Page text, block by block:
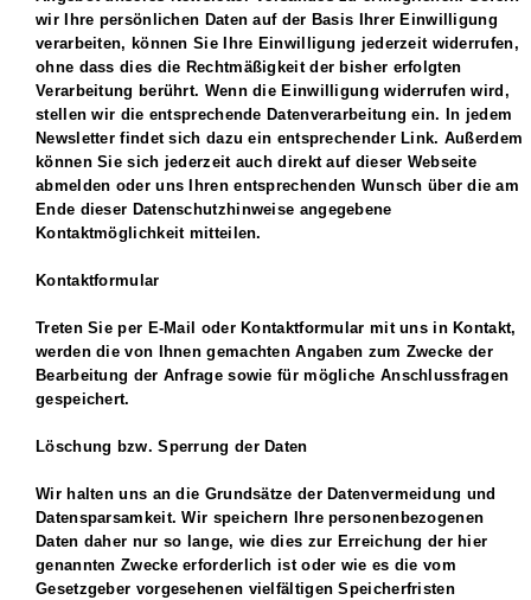
wir Ihre persönlichen Daten auf der Basis Ihrer Einwilligung
verarbeiten, können Sie Ihre Einwilligung jederzeit widerrufen,
ohne dass dies die Rechtmäßigkeit der bisher erfolgten
Verarbeitung berührt. Wenn die Einwilligung widerrufen wird,
stellen wir die entsprechende Datenverarbeitung ein. In jedem
Newsletter findet sich dazu ein entsprechender Link. Außerdem
können Sie sich jederzeit auch direkt auf dieser Webseite
abmelden oder uns Ihren entsprechenden Wunsch über die am
Ende dieser Datenschutzhinweise angegebene
Kontaktmöglichkeit mitteilen.
Kontaktformular
Treten Sie per E-Mail oder Kontaktformular mit uns in Kontakt,
werden die von Ihnen gemachten Angaben zum Zwecke der
Bearbeitung der Anfrage sowie für mögliche Anschlussfragen
gespeichert.
Löschung bzw. Sperrung der Daten
Wir halten uns an die Grundsätze der Datenvermeidung und
Datensparsamkeit. Wir speichern Ihre personenbezogenen
Daten daher nur so lange, wie dies zur Erreichung der hier
genannten Zwecke erforderlich ist oder wie es die vom
Gesetzgeber vorgesehenen vielfältigen Speicherfristen